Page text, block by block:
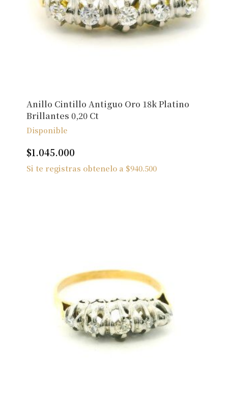
Anillo Cintillo Antiguo Oro 18k Platino
Brillantes 0,20 Ct
Disponible
$1.045.000
Si te registras obtenelo a $940.500